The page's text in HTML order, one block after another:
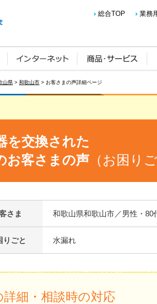
総合TOP 業務
山県 > 和歌山市 > お客さまの声詳細ページ
を交換された
お客さまの声 （お困り
さま 和歌山県和歌山市／男性・80
りごと 水漏れ
細・相談時の対応